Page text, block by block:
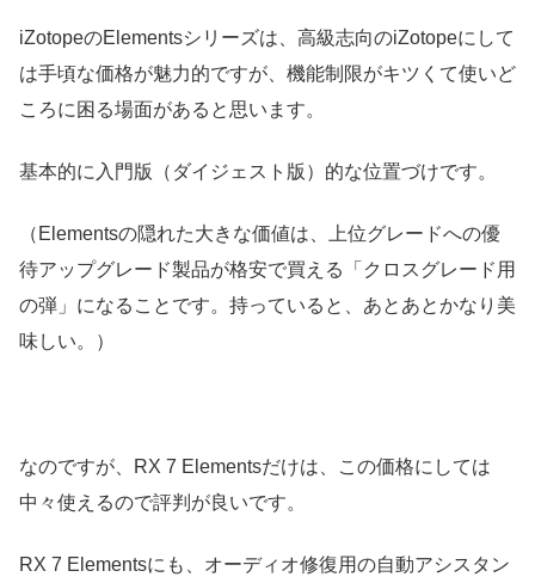
iZotopeのElementsシリーズは、高級志向のiZotopeにして
は手頃な価格が魅力的ですが、機能制限がキツくて使いど
ころに困る場面があると思います。
基本的に入門版（ダイジェスト版）的な位置づけです。
（Elementsの隠れた大きな価値は、上位グレードへの優
待アップグレード製品が格安で買える「クロスグレード用
の弾」になることです。持っていると、あとあとかなり美
味しい。）
なのですが、
RX 7 Elementsだけは、この価格にしては
中々使えるので評判が良いです。
RX 7 Elementsにも、オーディオ修復用の自動アシスタン